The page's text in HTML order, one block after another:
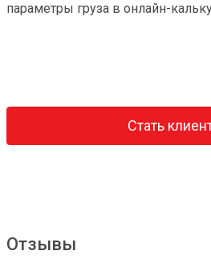
параметры груза в онлайн-
Стать
Отзывы